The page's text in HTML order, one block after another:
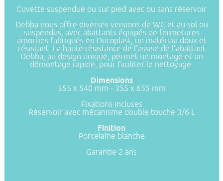
Cuvette suspendue ou sur pied avec ou sans réservoir
Debba nous offre diverses versions de WC et au sol ou
suspendus, avec abattants équipés de fermetures
amorties fabriqués en Duroplast, un matériau doux et
résistant. La haute résistance de l’assise de l’abattant
Debba, au design unique, permet un montage et un
démontage rapide, pour faciliter le nettoyage.
Dimensions
355 x 540 mm - 355 x 655 mm
Fixations incluses
Réservoir avec mécanisme double touche 3/6 L
Finition
Porcelaine blanche
Garantie 2 ans